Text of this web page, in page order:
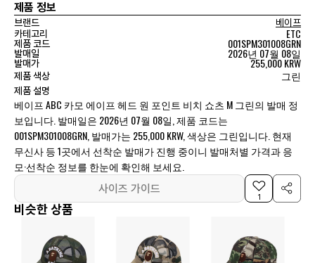
제품 정보
브랜드
베이프
카테고리
ETC
제품 코드 001SPM301008GRN
발매일 2026년 07월 08일
발매가 255,000 KRW
제품 색상 그린
제품 설명
베이프 ABC 카모 에이프 헤드 원 포인트 비치 쇼츠 M 그린의 발매 정
보입니다. 발매일은 2026년 07월 08일, 제품 코드는
001SPM301008GRN, 발매가는 255,000 KRW, 색상은 그린입니다. 현재
무신사 등 1곳에서 선착순 발매가 진행 중이니 발매처별 가격과 응
모·선착순 정보를 한눈에 확인해 보세요.
사이즈 가이드
1
비슷한 상품